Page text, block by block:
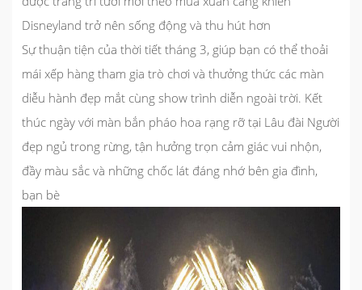
Disneyland trở nên sống động và thu hút hơn
Sự thuận tiện của thời tiết tháng 3, giúp bạn có thể thoải
mái xếp hàng tham gia trò chơi và thưởng thức các màn
diễu hành đẹp mắt cùng show trình diễn ngoài trời. Kết
thúc ngày với màn bắn pháo hoa rạng rỡ tại Lâu đài Người
đẹp ngủ trong rừng, tận hưởng trọn cảm giác vui nhộn,
đầy màu sắc và những chốc lát đáng nhớ bên gia đình,
bạn bè